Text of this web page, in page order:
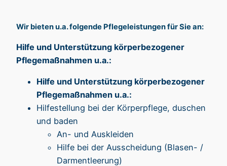
Wir bieten u.a. folgende Pflegeleistungen für Sie an:
Hilfe und Unterstützung körperbezogener
Pflegemaßnahmen u.a.:
Hilfe und Unterstützung körperbezogener
Pflegemaßnahmen u.a.:
Hilfestellung bei der Körperpflege, duschen
und baden
An- und Auskleiden
Hilfe bei der Ausscheidung (Blasen- /
Darmentleerung)